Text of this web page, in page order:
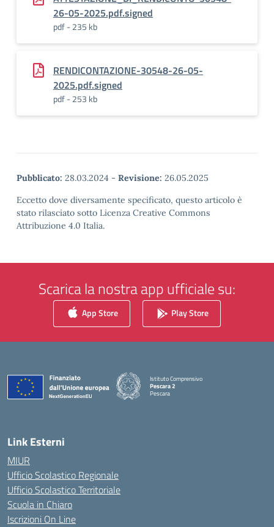
26-05-2025.pdf.signed
pdf - 235 kb
RENDICONTAZIONE-30548-26-05-
2025.pdf.signed
pdf - 253 kb
Pubblicato: 28.03.2024 - Revisione: 26.05.2025
Eccetto dove diversamente specificato, questo articolo è
stato rilasciato sotto Licenza Creative Commons
Attribuzione 4.0 Italia.
Scarica la nostra app ufficiale su:
App Store Play Store
Istituto Comprensivo
Pescara 2
Pescara
Link Esterni
MIUR
Ufficio Scolastico Regionale
Ufficio Scolastico Territoriale
Scuola in Chiaro
Iscrizioni On Line